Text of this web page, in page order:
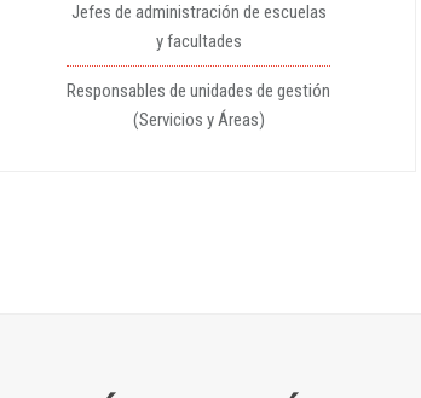
Jefes de administración de escuelas
y facultades
Responsables de unidades de gestión
(Servicios y Áreas)